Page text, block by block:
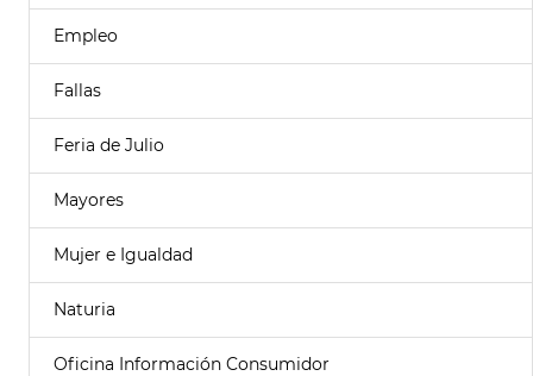
Empleo
Fallas
Feria de Julio
Mayores
Mujer e Igualdad
Naturia
Oficina Información Consumidor